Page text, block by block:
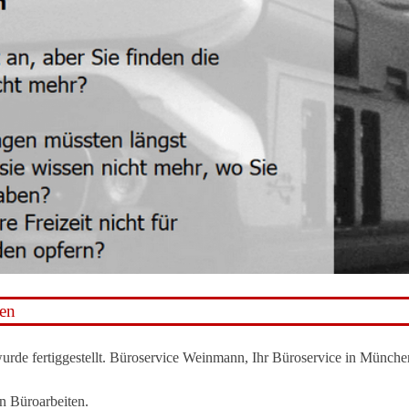
fertiggestellt. Büroservice Weinmann, Ihr Büroservice in
Büroarbeiten.